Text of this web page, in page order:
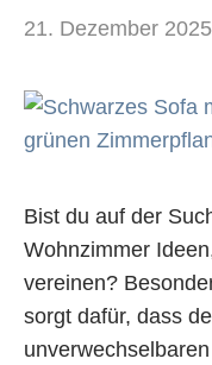
21. Dezember 2025
Bist du auf der
Wohnzimmer
vereinen?
sorgt dafür, dass